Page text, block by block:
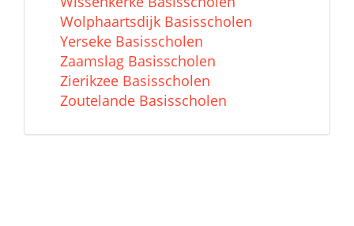
Wolphaartsdijk Basisscholen
Yerseke Basisscholen
Zaamslag Basisscholen
Zierikzee Basisscholen
Zoutelande Basisscholen